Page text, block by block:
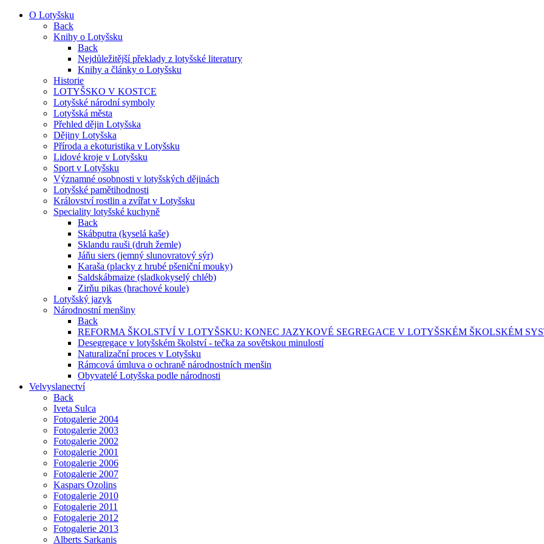
O Lotyšsku
Back
Knihy o Lotyšsku
Back
Nejdůležitější překlady z lotyšské literatury
Knihy a články o Lotyšsku
Historie
LOTYŠSKO V KOSTCE
Lotyšské národní symboly
Lotyšská města
Přehled dějin Lotyšska
Dějiny Lotyšska
Příroda a ekoturistika v Lotyšsku
Lidové kroje v Lotyšsku
Sport v Lotyšsku
Významné osobnosti v lotyšských dějinách
Lotyšské pamětihodnosti
Království rostlin a zvířat v Lotyšsku
Speciality lotyšské kuchyně
Back
Skábputra (kyselá kaše)
Sklandu rauši (druh žemle)
Jáňu siers (jemný slunovratový sýr)
Karaša (placky z hrubé pšeniční mouky)
Saldskábmaize (sladkokyselý chléb)
Zirňu pikas (hrachové koule)
Lotyšský jazyk
Národnostní menšiny
Back
REFORMA ŠKOLSTVÍ V LOTYŠSKU: KONEC JAZYKOVÉ SEGREGACE V LOTYŠSKÉM ŠKOLSKÉM
Desegregace v lotyšském školství - tečka za sovětskou minulostí
Naturalizační proces v Lotyšsku
Rámcová úmluva o ochraně národnostních menšin
Obyvatelé Lotyšska podle národnosti
Velvyslanectví
Back
Iveta Sulca
Fotogalerie 2004
Fotogalerie 2003
Fotogalerie 2002
Fotogalerie 2001
Fotogalerie 2006
Fotogalerie 2007
Kaspars Ozolins
Fotogalerie 2010
Fotogalerie 2011
Fotogalerie 2012
Fotogalerie 2013
Alberts Sarkanis